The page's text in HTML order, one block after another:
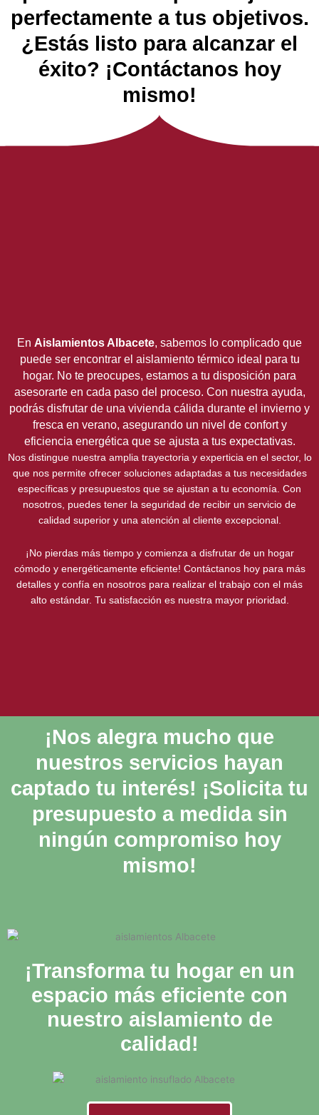
perfectamente a tus objetivos.
¿Estás listo para alcanzar el
éxito? ¡Contáctanos hoy
mismo!
En Aislamientos Albacete, sabemos lo complicado que
puede ser encontrar el aislamiento térmico ideal para tu
hogar. No te preocupes, estamos a tu disposición para
asesorarte en cada paso del proceso. Con nuestra ayuda,
podrás disfrutar de una vivienda cálida durante el invierno y
fresca en verano, asegurando un nivel de confort y
eficiencia energética que se ajusta a tus expectativas.
Nos distingue nuestra amplia trayectoria y experticia en el sector, lo
que nos permite ofrecer soluciones adaptadas a tus necesidades
específicas y presupuestos que se ajustan a tu economía. Con
nosotros, puedes tener la seguridad de recibir un servicio de
calidad superior y una atención al cliente excepcional.
¡No pierdas más tiempo y comienza a disfrutar de un hogar
cómodo y energéticamente eficiente! Contáctanos hoy para más
detalles y confía en nosotros para realizar el trabajo con el más
alto estándar. Tu satisfacción es nuestra mayor prioridad.
¡Nos alegra mucho que
nuestros servicios hayan
captado tu interés! ¡Solicita tu
presupuesto a medida sin
ningún compromiso hoy
mismo!
¡Transforma tu hogar en un
espacio más eficiente con
nuestro aislamiento de
calidad!